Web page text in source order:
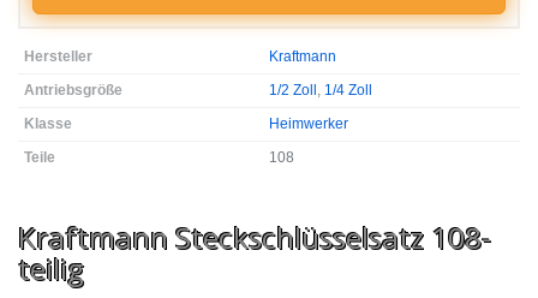
Hersteller
Kraftmann
Antriebsgröße
1/2 Zoll , 1/4 Zoll
Klasse
Heimwerker
Teile
108
Kraftmann Steckschlüsselsatz 108-
teilig